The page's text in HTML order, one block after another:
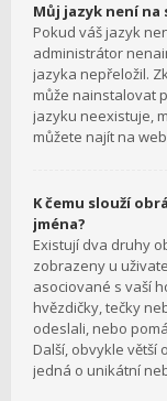
Můj jazyk není na
Pokud váš jazyk
administrátor
jazyka nepřeložil.
může nainstalovat
jazyku neexistuje,
můžete najít na
K čemu slouží
jména?
Existují dva druhy
zobrazeny u
asociované s vaší
hvězdičky, tečky
odeslali, nebo
Další, obvykle větší
jedná o unikátní